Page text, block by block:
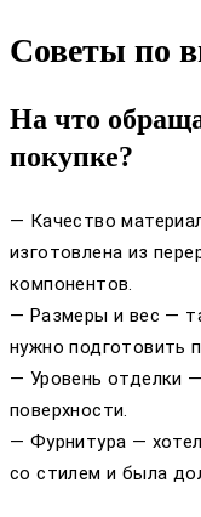
Советы по
На что
покупке?
— Качество
изготовлена из
компонентов.
— Размеры и вес —
нужно подготовить
— Уровень отделки
поверхности.
— Фурнитура —
со стилем и была